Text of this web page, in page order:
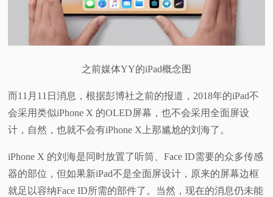
体
专
之前媒体YY的iPad概念图
而11月11日消息，根据彭博社之前的报道，2018年的iPad不
会采用类似iPhone X 的OLED屏幕，也不会采用全面屏设
计，自然，也就不会有iPhone X上那尴尬的刘海了。
iPhone X 的刘海是同时放置了听筒、Face ID需要的众多传感
器的部位，但如果新iPad不是全面屏设计，原来的屏幕边框
就足以容纳Face ID所需的部件了。当然，现在的消息仍未能